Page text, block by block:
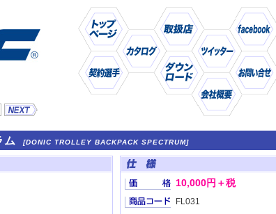
ム [DONIC TROLLEY BACKPACK SPECTRUM]
10,000円＋税
FL031